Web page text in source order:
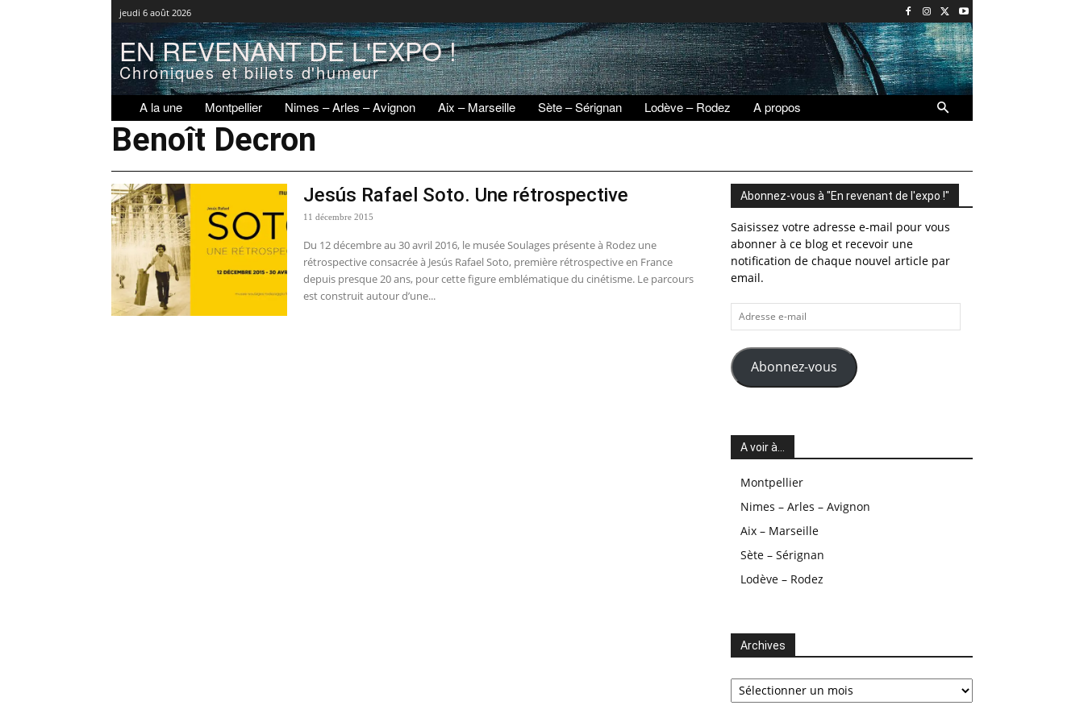
jeudi 6 août 2026
EN REVENANT DE L'EXPO !
Chroniques et billets d'humeur
A la une Montpellier Nimes – Arles – Avignon Aix – Marseille Sète – Sérignan Lodève – Rodez A propos
Benoît Decron
Jesús Rafael Soto. Une rétrospective
11 décembre 2015
Du 12 décembre au 30 avril 2016, le musée Soulages présente à Rodez une
rétrospective consacrée à Jesús Rafael Soto, première rétrospective en France
depuis presque 20 ans, pour cette figure emblématique du cinétisme. Le parcours
est construit autour d’une...
Abonnez-vous à "En revenant de l'expo !"
Saisissez votre adresse e-mail pour vous
abonner à ce blog et recevoir une
notification de chaque nouvel article par
email.
Adresse
e-
mail
Abonnez-vous
A voir à…
Montpellier
Nimes – Arles – Avignon
Aix – Marseille
Sète – Sérignan
Lodève – Rodez
Archives
Archives